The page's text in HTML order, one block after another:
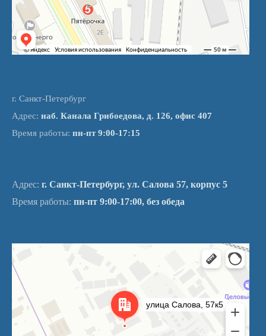
г. Санкт-Петербург
Адрес: наб. Канала Грибоедова, д. 126, офис 407
Время работы: пн-пт 9:00-17:15
Адрес: г. Санкт-Петербург, ул. Салова 57, корпус 5
Время работы: пн-пт 9:00-17:00, без обеда
Улица Салова, 57к5 на карте Санкт‑Петербурга